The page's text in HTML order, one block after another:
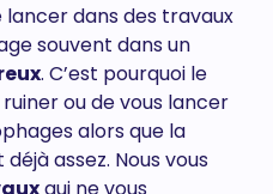
lancer dans des travaux
souvent dans un
. C’est pourquoi le
ou de vous lancer
alors que la
assez. Nous vous
qui ne vous